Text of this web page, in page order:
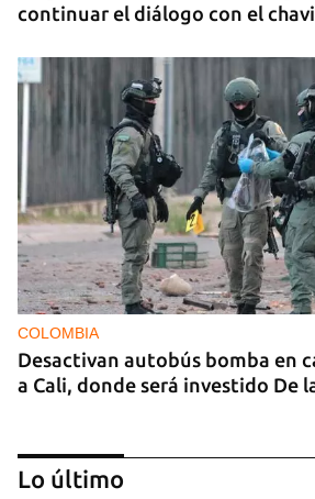
continuar el diálogo con el
COLOMBIA
Desactivan autobús bomba en
a Cali, donde será investido De
Lo último